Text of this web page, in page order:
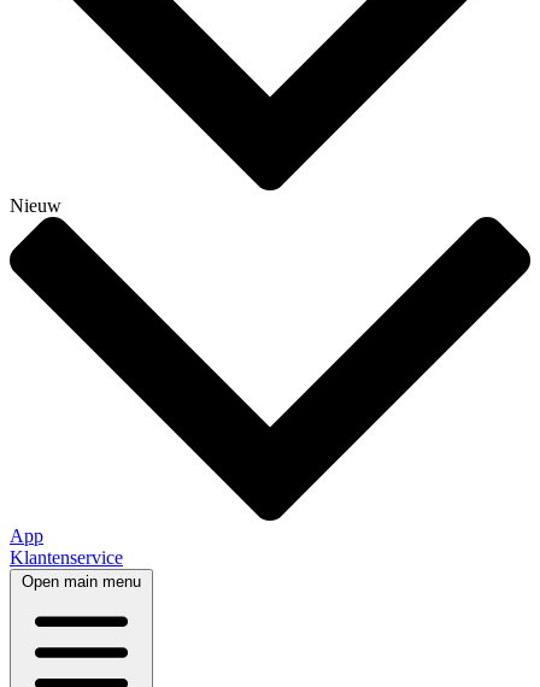
Nieuw
App
Klantenservice
Open main menu